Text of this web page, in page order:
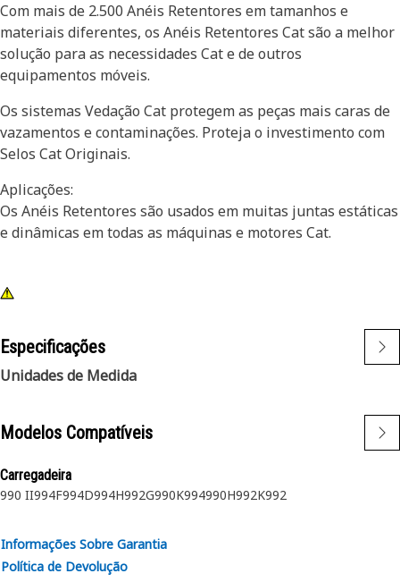
Com mais de 2.500 Anéis Retentores em tamanhos e
materiais diferentes, os Anéis Retentores Cat são a melhor
solução para as necessidades Cat e de outros
equipamentos móveis.
Os sistemas Vedação Cat protegem as peças mais caras de
vazamentos e contaminações. Proteja o investimento com
Selos Cat Originais.
Aplicações:
Os Anéis Retentores são usados em muitas juntas estáticas
e dinâmicas em todas as máquinas e motores Cat.
Especificações
Unidades de Medida
Modelos Compatíveis
Carregadeira
990 II994F994D994H992G990K994990H992K992
Informações Sobre Garantia
Política de Devolução